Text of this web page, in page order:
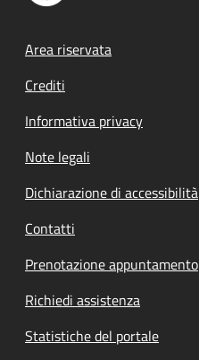
Footer menu
Area riservata
Crediti
Informativa privacy
Note legali
Dichiarazione di accessibilità
Contatti
Prenotazione appuntamento
Richiedi assistenza
Statistiche del portale